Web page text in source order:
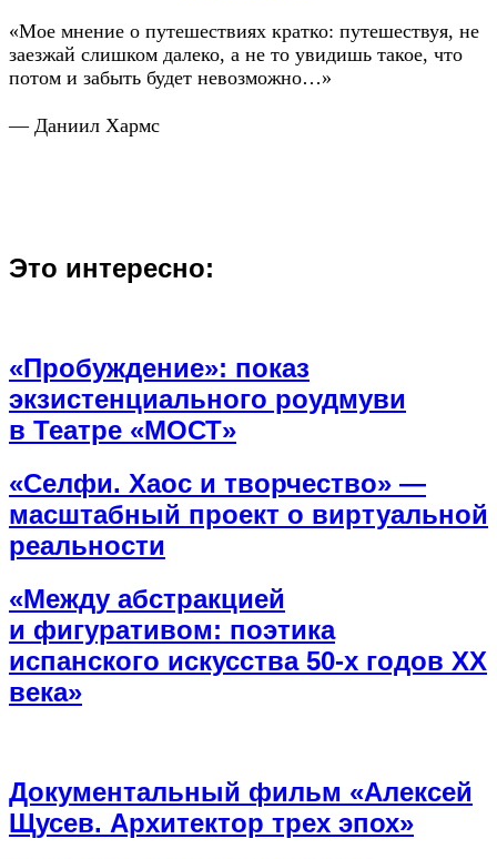
«Мое мнение о путешествиях кратко: путешествуя, не
заезжай слишком далеко, а не то увидишь такое, что
потом и забыть будет невозможно…»
— Даниил Хармс
Это интересно:
«Пробуждение»: показ
экзистенциального роудмуви
в Театре «МОСТ»
«Селфи. Хаос и творчество» —
масштабный проект о виртуальной
реальности
«Между абстракцией
и фигуративом: поэтика
испанского искусства 50-х годов XX
века»
Документальный фильм «Алексей
Щусев. Архитектор трех эпох»